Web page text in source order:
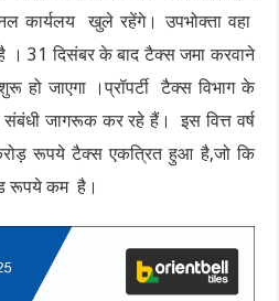
कार्यलय खुले रहेंगे। उपभोक्ता वहा
31 दिसंबर के बाद टैक्स जमा करवाने
हो जाएगा ।प्रॉपर्टी टैक्स विभाग के
संबंधी जागरूक कर रहे हैं। इस वित्त वर्ष
रूपये टैक्स एकत्रित हुआ है,जो कि
रूपये कम है।